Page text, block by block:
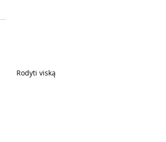
Rodyti viską